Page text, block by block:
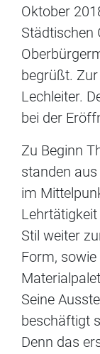
Oktober
Städtischen
begrüßt.
Lechleiter.
bei der
Zu Beginn
standen
im
Stil weiter
Form,
Seine
beschäftigt
Denn das